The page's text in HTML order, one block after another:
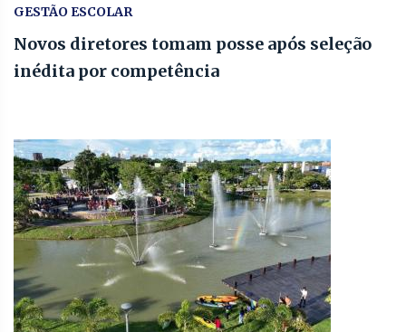
GESTÃO ESCOLAR
Novos diretores tomam posse após seleção
inédita por competência